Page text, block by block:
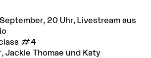
20 Uhr, Livestream aus
class #4
Jackie Thomae und Katy